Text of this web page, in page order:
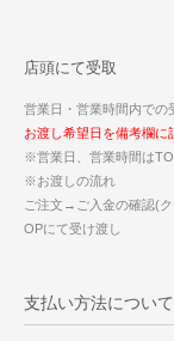
店頭にて受取
営業日・営業時間内での
お渡し希望日を備考欄に
※営業日、営業時間は
※お渡しの流れ
ご注文→ご入金の確認(
OPにて受け渡し
支払い方法について